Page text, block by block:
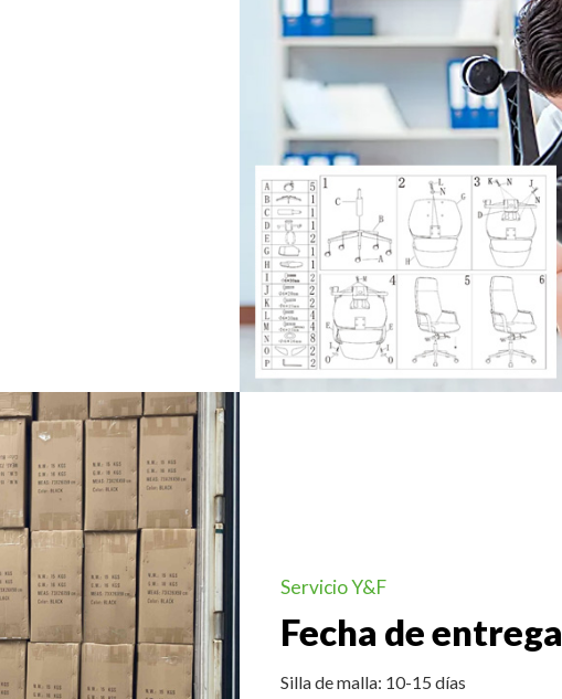
Servicio Y&F
Fecha de entrega
Silla de malla: 10-15 días